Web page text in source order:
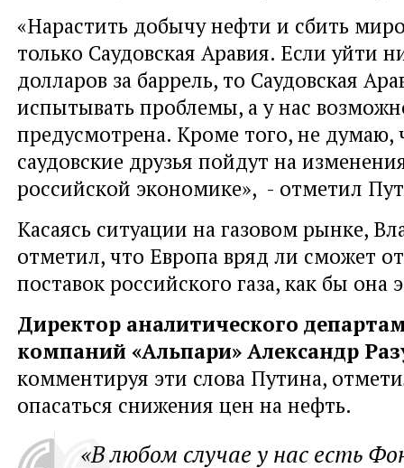
«Нарастить добычу нефти и сбить
только Саудовская Аравия. Если уйти
долларов за баррель, то Саудовская
испытывать проблемы, а у нас
предусмотрена. Кроме того, не думаю,
саудовские друзья пойдут на
российской экономике», - отметил
Касаясь ситуации на газовом рынке,
отметил, что Европа вряд ли сможет
поставок российского газа, как бы она
Директор аналитического
компаний «Альпари» Александр
комментируя эти слова Путина,
опасаться снижения цен на нефть.
«В любом случае у нас есть